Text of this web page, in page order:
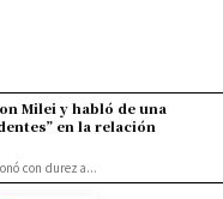
Milei y habló de una
en la relación
con dureza...